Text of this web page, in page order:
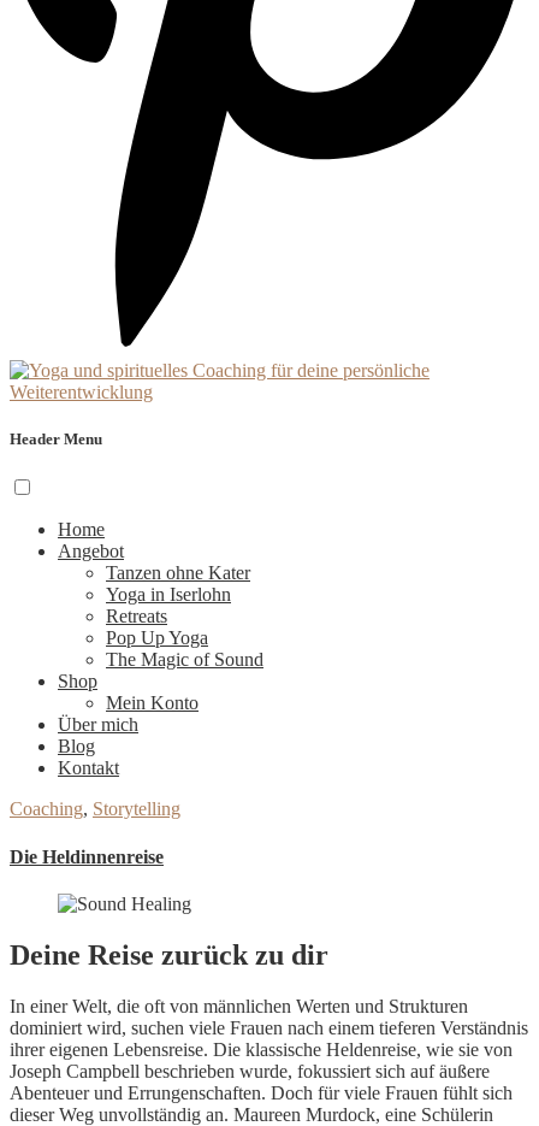
Header Menu
Home
Angebot
Tanzen ohne Kater
Yoga in Iserlohn
Retreats
Pop Up Yoga
The Magic of Sound
Shop
Mein Konto
Über mich
Blog
Kontakt
Coaching, Storytelling
Die Heldinnenreise
Deine Reise zurück zu dir
In einer Welt, die oft von männlichen Werten und Strukturen
dominiert wird, suchen viele Frauen nach einem tieferen Verständnis
ihrer eigenen Lebensreise. Die klassische Heldenreise, wie sie von
Joseph Campbell beschrieben wurde, fokussiert sich auf äußere
Abenteuer und Errungenschaften. Doch für viele Frauen fühlt sich
dieser Weg unvollständig an. Maureen Murdock, eine Schülerin